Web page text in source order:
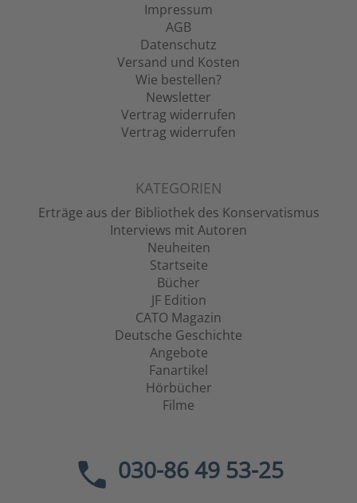
Impressum
AGB
Datenschutz
Versand und Kosten
Wie bestellen?
Newsletter
Vertrag widerrufen
Vertrag widerrufen
KATEGORIEN
Erträge aus der Bibliothek des Konservatismus
Interviews mit Autoren
Neuheiten
Startseite
Bücher
JF Edition
CATO Magazin
Deutsche Geschichte
Angebote
Fanartikel
Hörbücher
Filme
030-86 49 53-25